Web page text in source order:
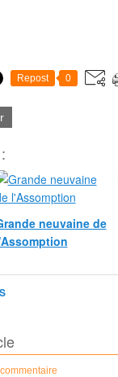
Repost 0
neuvaine de